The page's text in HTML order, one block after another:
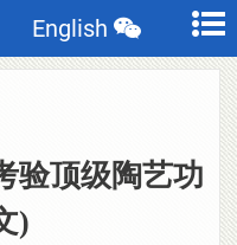
English
验顶级陶艺功
)